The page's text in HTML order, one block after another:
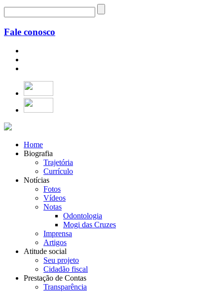
Fale conosco
Home
Biografia
Trajetória
Currículo
Notícias
Fotos
Vídeos
Notas
Odontologia
Mogi das Cruzes
Imprensa
Artigos
Atitude social
Seu projeto
Cidadão fiscal
Prestação de Contas
Transparência